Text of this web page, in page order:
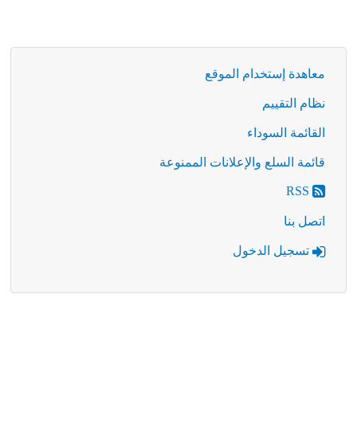
معاهدة إستخدام الموقع
نظام التقييم
القائمة السوداء
قائمة السلع والإعلانات الممنوعة
RSS
اتصل بنا
تسجيل الدخول